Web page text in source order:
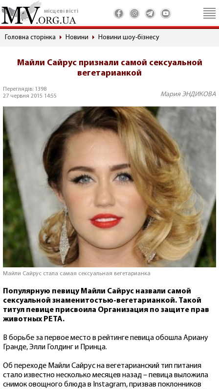
місцеві вісті
Головна сторінка Новини Новини шоу-бізнесу
Майли Сайрус признали самой сексуальной
вегетарианкой
Переглядів: 1398
27 червня 2015 14:55
Мария ЭНДИКОВА
Майли Сайрус стала самая сексуальная вегетарианка
Популярную певицу Майли Сайрус назвали самой
сексуальной знаменитостью-вегетарианкой. Такой
титул певице присвоила Организация по защите прав
животных PETA.
В борьбе за первое место в рейтинге певица обошла Ариану
Гранде, Элли Голдинг и Принца.
Об переходе Майли Сайрус на вегетарианский тип питания
стало известно несколько месяцев назад – певица выложила
снимок овощного блюда в Instagram, призвав поклонников